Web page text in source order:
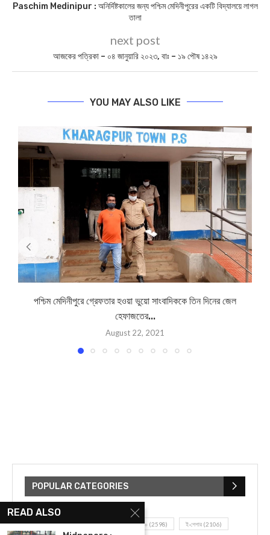
Paschim Medinipur : অনির্দিষ্টকালের জন্য পশ্চিম মেদিনীপুরের একটি বিদ্যালয়ে লাগল
তালা
next post
আজকের পত্রিকা – ০৪ জানুয়ারি ২০২৩, বাঃ – ১৯ পৌষ ১৪২৯
YOU MAY ALSO LIKE
পশ্চিম মেদিনীপুরে গ্রেফতার হওয়া ভুয়ো সাংবাদিককে তিন দিনের জেল
হেফাজতের...
August 22, 2021
POPULAR CATEGORIES
UNCATEGORIZED(107) আজকের সেরা ১০ (2598) ই-পেপার (2106)
READ ALSO